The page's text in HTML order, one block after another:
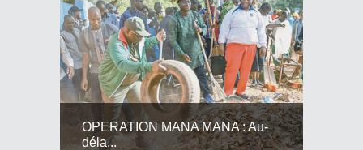
OPERATION MANA MANA : Au-
déla...